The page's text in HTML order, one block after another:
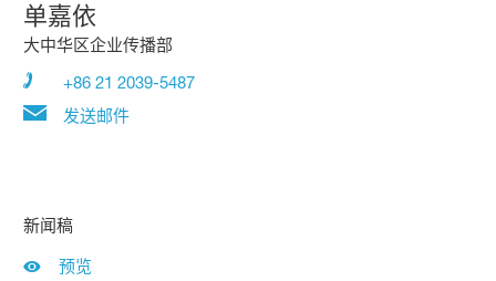
单嘉依
大中华区企业传播部
+86 21 2039-5487
发送邮件
新闻稿
预览